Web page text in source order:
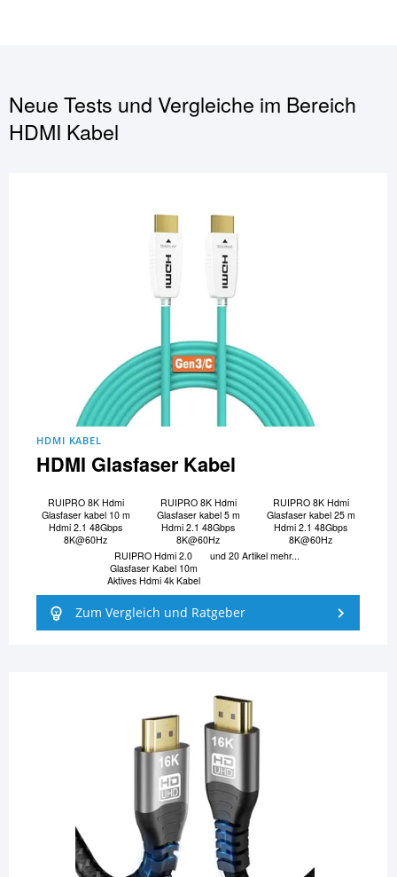
Neue Tests und Vergleiche im Bereich
HDMI Kabel
HDMI KABEL
HDMI Glasfaser Kabel
RUIPRO 8K Hdmi
Glasfaser kabel 10 m
Hdmi 2.1 48Gbps
8K@60Hz
RUIPRO 8K Hdmi
Glasfaser kabel 5 m
Hdmi 2.1 48Gbps
8K@60Hz
RUIPRO 8K Hdmi
Glasfaser kabel 25 m
Hdmi 2.1 48Gbps
8K@60Hz
RUIPRO Hdmi 2.0
Glasfaser Kabel 10m
Aktives Hdmi 4k Kabel
und 20 Artikel mehr...
Zum Vergleich und Ratgeber